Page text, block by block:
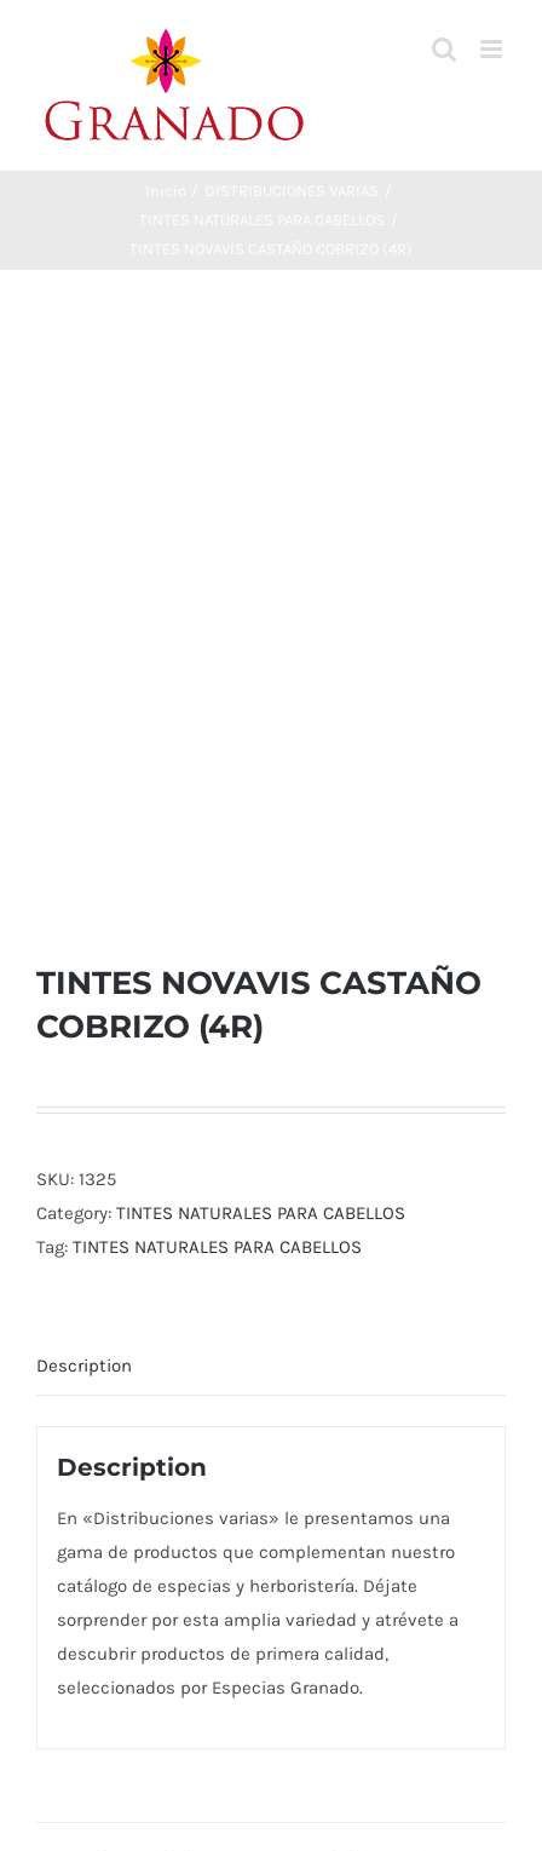
TINTES NOVAVIS CASTAÑO
COBRIZO (4R)
SKU: 1325
Category: TINTES NATURALES PARA CABELLOS
Tag: TINTES NATURALES PARA CABELLOS
Description
Description
En «Distribuciones varias» le presentamos una
gama de productos que complementan nuestro
catálogo de especias y herboristería. Déjate
sorprender por esta amplia variedad y atrévete a
descubrir productos de primera calidad,
seleccionados por Especias Granado.